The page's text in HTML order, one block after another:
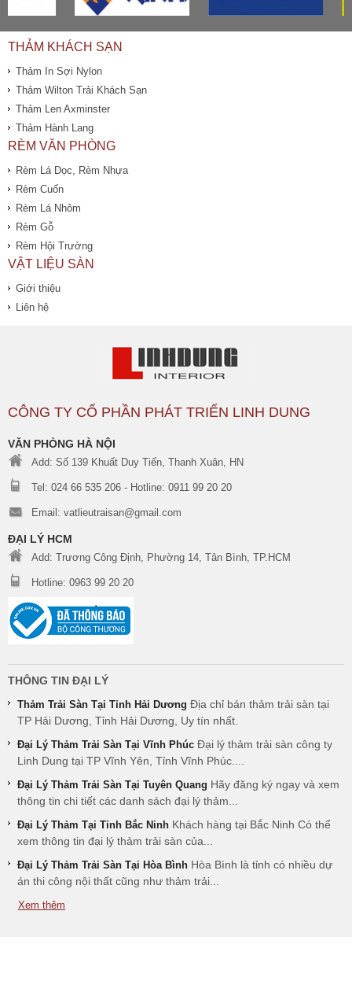
THẢM KHÁCH SẠN
Thảm In Sợi Nylon
Thảm Wilton Trải Khách Sạn
Thảm Len Axminster
Thảm Hành Lang
RÈM VĂN PHÒNG
Rèm Lá Dọc, Rèm Nhựa
Rèm Cuốn
Rèm Lá Nhôm
Rèm Gỗ
Rèm Hội Trường
VẬT LIỆU SÀN
Giới thiệu
Liên hệ
CÔNG TY CỔ PHẦN PHÁT TRIỂN LINH DUNG
VĂN PHÒNG HÀ NỘI
Add: Số 139 Khuất Duy Tiến, Thanh Xuân, HN
Tel: 024 66 535 206 - Hotline: 0911 99 20 20
Email: vatlieutraisan@gmail.com
ĐẠI LÝ HCM
Add: Trương Công Định, Phường 14, Tân Bình, TP.HCM
Hotline: 0963 99 20 20
THÔNG TIN ĐẠI LÝ
Thảm Trải Sàn Tại Tỉnh Hải Dương Địa chỉ bán thảm trải sàn tại
TP Hải Dương, Tỉnh Hải Dương, Uy tín nhất.
Đại Lý Thảm Trải Sàn Tại Vĩnh Phúc Đại lý thảm trải sàn công ty
Linh Dung tại TP Vĩnh Yên, Tỉnh Vĩnh Phúc....
Đại Lý Thảm Trải Sàn Tại Tuyên Quang Hãy đăng ký ngay và xem
thông tin chi tiết các danh sách đại lý thảm...
Đại Lý Thảm Tại Tỉnh Bắc Ninh Khách hàng tại Bắc Ninh Có thể
xem thông tin đại lý thảm trải sàn của...
Đại Lý Thảm Trải Sàn Tại Hòa Bình Hòa Bình là tỉnh có nhiều dự
án thi công nội thất cũng như thảm trải...
Xem thêm